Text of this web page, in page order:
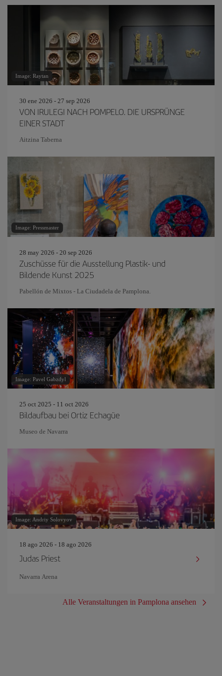
Image: Raytan
30 ene 2026 - 27 sep 2026
VON IRULEGI NACH POMPELO. DIE URSPRÜNGE
EINER STADT
Aitzina Taberna
Image: Pressmaster
28 may 2026 - 20 sep 2026
Zuschüsse für die Ausstellung Plastik- und
Bildende Kunst 2025
Pabellón de Mixtos - La Ciudadela de Pamplona.
Image: Pavel Gabzdyl
25 oct 2025 - 11 oct 2026
Bildaufbau bei Ortiz Echagüe
Museo de Navarra
Image: Andriy Solovyov
18 ago 2026 - 18 ago 2026
Judas Priest
Navarra Arena
Alle Veranstaltungen in Pamplona ansehen